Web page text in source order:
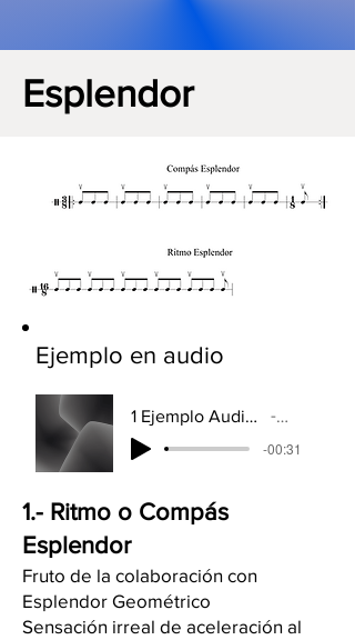
Esplendor
Ejemplo en audio
1 Ejemplo Audio Ritmo ESPLENDOR - Ibermusicas
Artist
-00:31
1.- Ritmo o Compás
Esplendor
Fruto de la colaboración con
Esplendor Geométrico
Sensación irreal de aceleración al